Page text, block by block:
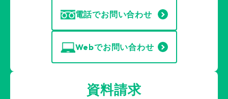
電話でお問い合わせ
Webでお問い合わせ
資料請求